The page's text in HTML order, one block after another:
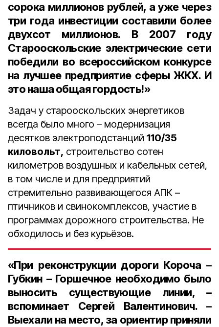
сорока миллионов рублей, а уже через
три года инвестиции составили более
двухсот миллионов. В 2007 году
Старооскольские электрические сети
победили во всероссийском конкурсе
на лучшее предприятие сферы ЖКХ. И
это наша общая гордость!»
Задач у старооскольских энергетиков
всегда было много – модернизация
десятков электроподстанций 110/35
киловольт, строительство сотен
километров воздушных и кабельных сетей,
в том числе и для предприятий
стремительно развивающегося АПК –
птичников и свинокомплексов, участие в
программах дорожного строительства. Не
обходилось и без курьёзов.
«При реконструкции дороги Короча –
Губкин – Горшечное необходимо было
выносить существующие линии, –
вспоминает Сергей Валентинович. –
Выехали на место, за ориентир приняли